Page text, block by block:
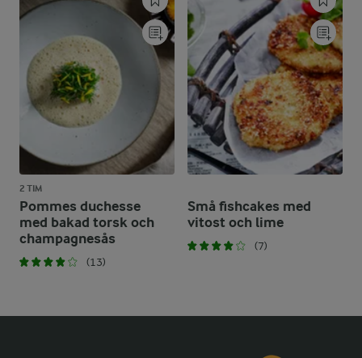
2 TIM
Pommes duchesse
med bakad torsk och
champagnesås
(13)
Små fishcakes med
vitost och lime
(7)